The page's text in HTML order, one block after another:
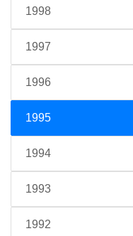
1998
1997
1996
1995
1994
1993
1992